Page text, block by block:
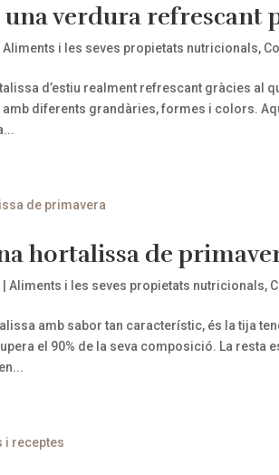
una verdura refrescant
|Aliments i les seves propietats nutricionals,
d’estiu realment refrescant gràcies al
diferents grandàries, formes i colors.
hortalissa de
|Aliments i les seves propietats nutricionals,
amb sabor tan característic, és la tija
el 90% de la seva composició. La resta